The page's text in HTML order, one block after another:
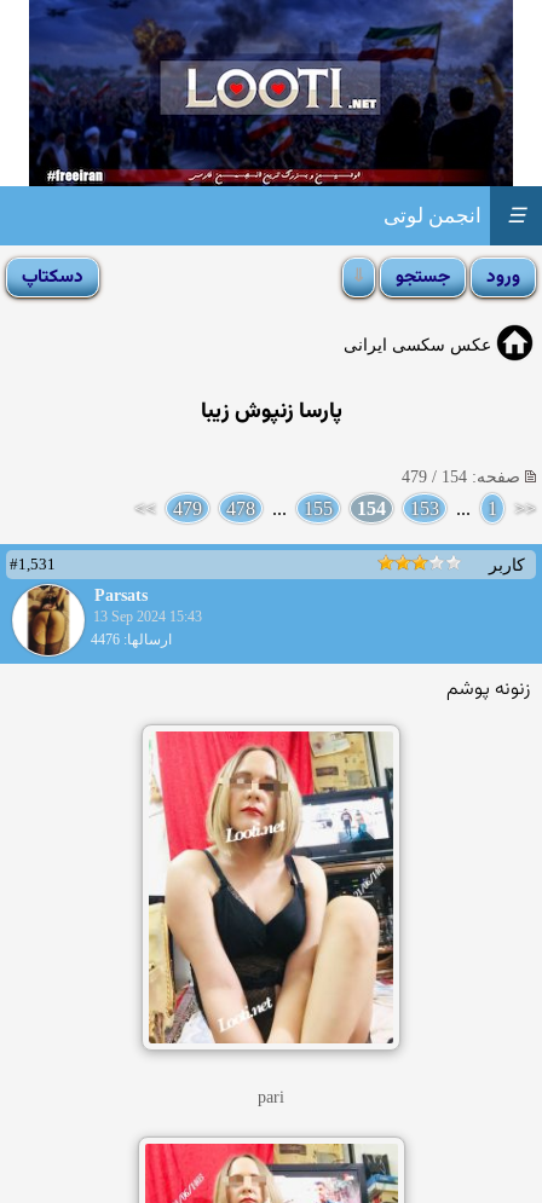
انجمن لوتی ☰
عکس سکسی ایرانی
پارسا زنپوش زیبا
صفحه: 154 / 479
<<
1
...
153
154
155
...
478
479
>>
کاربر
#1,531
Parsats
13 Sep 2024 15:43
ارسالها: 4476
زنونه پوشم
pari